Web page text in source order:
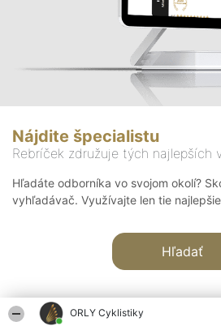
ORLY Cyklistiky
Nájdite špecialistu
Rebríček združuje tých najlepších
Hľadáte odborníka vo svojom okolí?
vyhľadávač. Využívajte len tie
Hľadať